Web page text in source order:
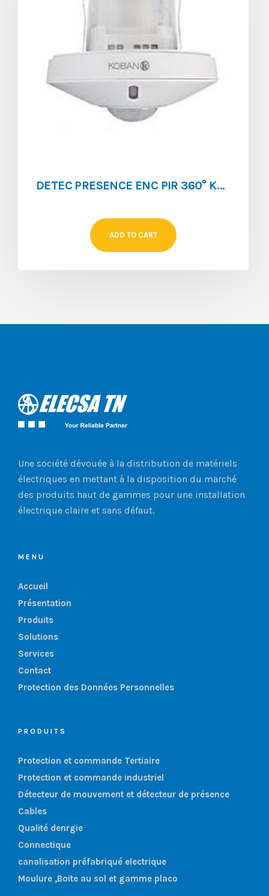
DETEC PRESENCE ENC PIR 360° KDP1 360FP
ADD TO CART
Une société dévouée à la distribution de matériels
électriques en mettant à la disposition du marché
des produits haut de gammes pour une installation
électrique claire et sans défaut.
MENU
Accueil
Présentation
Produits
Solutions
Services
Contact
Protection des Données Personnelles
PRODUITS
Protection et commande Tertiaire
Protection et commande industriel
Détecteur de mouvement et détecteur de présence
Cables
Qualité denrgie
Connectique
canalisation préfabriqué electrique
Moulure ,Boite au sol et gamme placo